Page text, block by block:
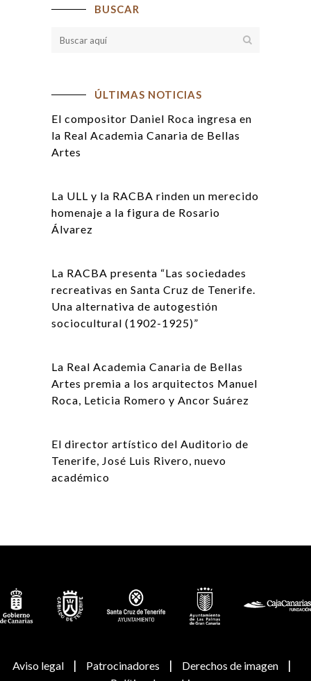
BUSCAR
ÚLTIMAS NOTICIAS
El compositor Daniel Roca ingresa en
la Real Academia Canaria de Bellas
Artes
La ULL y la RACBA rinden un merecido
homenaje a la figura de Rosario
Álvarez
La RACBA presenta “Las sociedades
recreativas en Santa Cruz de Tenerife.
Una alternativa de autogestión
sociocultural (1902-1925)”
La Real Academia Canaria de Bellas
Artes premia a los arquitectos Manuel
Roca, Leticia Romero y Ancor Suárez
El director artístico del Auditorio de
Tenerife, José Luis Rivero, nuevo
académico
Aviso legal | Patrocinadores | Derechos de imagen |